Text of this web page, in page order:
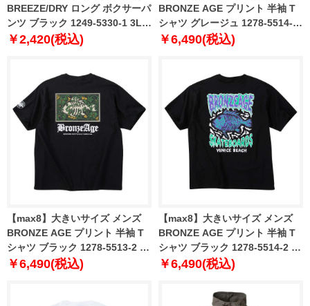
BREEZE/DRY ロング ボクサーパ
ンツ ブラック 1249-5330-1 3L
4L 5L 6L 7L 8L
￥2,420(税込)
BRONZE AGE プリント 半袖 T
シャツ グレージュ 1278-5514-1
3L 4L 5L 6L 7L 8L
￥6,490(税込)
【max8】大きいサイズ メンズ
BRONZE AGE プリント 半袖 T
シャツ ブラック 1278-5513-2 3L
4L 5L 6L 7L 8L
￥6,490(税込)
【max8】大きいサイズ メンズ
BRONZE AGE プリント 半袖 T
シャツ ブラック 1278-5514-2 3L
4L 5L 6L 7L 8L
￥6,490(税込)